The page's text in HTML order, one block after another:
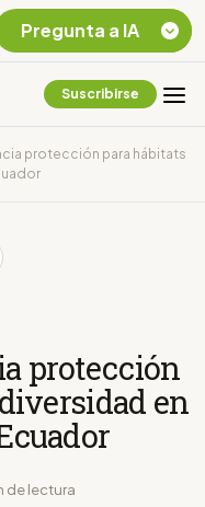
Suscribirse
protección para hábitats
protección
en
de lectura
Pregunta a IA
Chevron Ecuador